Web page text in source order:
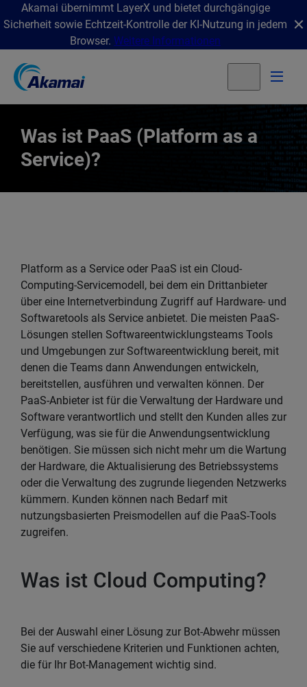
Akamai übernimmt LayerX und bietet durchgängige
Sicherheit sowie Echtzeit-Kontrolle der KI-Nutzung in jedem
Browser. Weitere Informationen
Was ist PaaS (Platform as a
Service)?
Platform as a Service oder PaaS ist ein Cloud-
Computing-Servicemodell, bei dem ein Drittanbieter
über eine Internetverbindung Zugriff auf Hardware- und
Softwaretools als Service anbietet. Die meisten PaaS-
Lösungen stellen Softwareentwicklungsteams Tools
und Umgebungen zur Softwareentwicklung bereit, mit
denen die Teams dann Anwendungen entwickeln,
bereitstellen, ausführen und verwalten können. Der
PaaS-Anbieter ist für die Verwaltung der Hardware und
Software verantwortlich und stellt den Kunden alles zur
Verfügung, was sie für die Anwendungsentwicklung
benötigen. Sie müssen sich nicht mehr um die Wartung
der Hardware, die Aktualisierung des Betriebssystems
oder die Verwaltung des zugrunde liegenden Netzwerks
kümmern. Kunden können nach Bedarf mit
nutzungsbasierten Preismodellen auf die PaaS-Tools
zugreifen.
Was ist Cloud Computing?
Bei der Auswahl einer Lösung zur Bot-Abwehr müssen
Sie auf verschiedene Kriterien und Funktionen achten,
die für Ihr Bot-Management wichtig sind.